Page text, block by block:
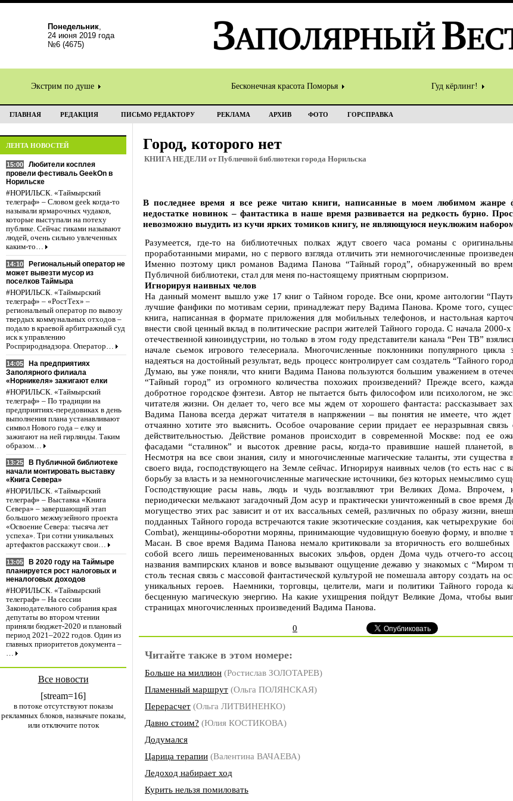
Понедельник,
24 июня 2019 года
№6 (4675)
Экстрим по душе Бесконечная красота Поморья Гуд кёрлинг!
ГЛАВНАЯ РЕДАКЦИЯ ПИСЬМО РЕДАКТОРУ РЕКЛАМА АРХИВ ФОТО ГОРСПРАВКА
ЛЕНТА НОВОСТЕЙ
15:00
Любители косплея
провели фестиваль GeekOn в
Норильске
#НОРИЛЬСК. «Таймырский
телеграф» – Словом geek когда-то
называли ярмарочных чудаков,
которые выступали на потеху
публике. Сейчас гиками называют
людей, очень сильно увлеченных
каким-то…
14:10
Региональный оператор не
может вывезти мусор из
поселков Таймыра
#НОРИЛЬСК. «Таймырский
телеграф» – «РостТех» –
региональный оператор по вывозу
твердых коммунальных отходов –
подало в краевой арбитражный суд
иск к управлению
Росприроднадзора. Оператор…
14:05
На предприятиях
Заполярного филиала
«Норникеля» зажигают елки
#НОРИЛЬСК. «Таймырский
телеграф» – По традиции на
предприятиях-передовиках в день
выполнения плана устанавливают
символ Нового года – елку и
зажигают на ней гирлянды. Таким
образом…
13:25
В Публичной библиотеке
начали монтировать выставку
«Книга Севера»
#НОРИЛЬСК. «Таймырский
телеграф» – Выставка «Книга
Севера» – завершающий этап
большого межмузейного проекта
«Освоение Севера: тысяча лет
успеха». Три сотни уникальных
артефактов расскажут свои…
13:05
В 2020 году на Таймыре
планируется рост налоговых и
неналоговых доходов
#НОРИЛЬСК. «Таймырский
телеграф» – На сессии
Законодательного собрания края
депутаты во втором чтении
приняли бюджет-2020 и плановый
период 2021–2022 годов. Один из
главных приоритетов документа –
…
Все новости
[stream=16]
в потоке отсутствуют показы
рекламных блоков, назначьте показы,
или отключите поток
Город, которого нет
КНИГА НЕДЕЛИ от Публичной библиотеки города Норильска
В последнее время я все реже читаю книги, написанные в моем любимом жанре
недостатке новинок – фантастика в наше время развивается на редкость бурно.
невозможно выудить из кучи ярких томиков книгу, не являющуюся неуклюжим
Разумеется, где-то на библиотечных полках ждут своего часа романы с
проработанными мирами, но с первого взгляда отличить эти немногочисленные
Именно поэтому цикл романов Вадима Панова “Тайный город”, обнаруженный во
Публичной библиотеки, стал для меня по-настоящему приятным сюрпризом.
Игнорируя наивных челов
На данный момент вышло уже 17 книг о Тайном городе. Все они, кроме антологии
лучшие фанфики по мотивам серии, принадлежат перу Вадима Панова. Кроме того,
книга, написанная в формате приложения для мобильных телефонов, и настольная
внести свой ценный вклад в политические распри жителей Тайного города. С начала 2000-
отечественной киноиндустрии, но только в этом году представители канала “Рен ТВ”
начале сьемок игрового телесериала. Многочисленные поклонники популярного
надеяться на достойный результат, ведь процесс контролирует сам создатель “Тайного
Думаю, вы уже поняли, что книги Вадима Панова пользуются большим уважением в
“Тайный город” из огромного количества похожих произведений? Прежде всего,
добротное городское фэнтези. Автор не пытается быть философом или психологом, не
читателя жизни. Он делает то, чего все мы ждем от хорошего фантаста: рассказывает
Вадима Панова всегда держат читателя в напряжении – вы понятия не имеете, что
отчаянно хотите это выяснить. Особое очарование серии придает ее неразрывная
действительностью. Действие романов происходит в современной Москве: под ее
фасадами “сталинок” и высоток древние расы, когда-то правившие нашей
Несмотря на все свои знания, силу и многочисленные магические таланты, эти существа
своего вида, господствующего на Земле сейчас. Игнорируя наивных челов (то есть нас
борьбу за власть и за немногочисленные магические источники, без которых немыслимо
Господствующие расы навь, людь и чудь возглавляют три Великих Дома. Впрочем,
периодически мелькают загадочный Дом асур и практически уничтоженный в свое время
могущество этих рас зависит и от их вассальных семей, различных по образу жизни,
подданных Тайного города встречаются такие экзотические создания, как четырехрукие
Сombat), женщины-оборотни моряны, принимающие чудовищную боевую форму, и вполне
Масан. В свое время Вадима Панова немало критиковали за вторичность его
собой всего лишь переименованных высоких эльфов, орден Дома чудь отчего-то
названия вампирских кланов и вовсе вызывают ощущение дежавю у знакомых с “Миром
столь тесная связь с массовой фантастической культурой не помешала автору создать на
уникальных героев. Наемники, торговцы, целители, маги и политики Тайного города
бесценную магическую энергию. На какие ухищрения пойдут Великие Дома, чтобы
страницах многочисленных произведений Вадима Панова.
0
Читайте также в этом номере:
Больше на миллион (Ростислав ЗОЛОТАРЕВ)
Пламенный маршрут (Ольга ПОЛЯНСКАЯ)
Перерасчет (Ольга ЛИТВИНЕНКО)
Давно стоим? (Юлия КОСТИКОВА)
Додумался
Царица терапии (Валентина ВАЧАЕВА)
Ледоход набирает ход
Курить нельзя помиловать